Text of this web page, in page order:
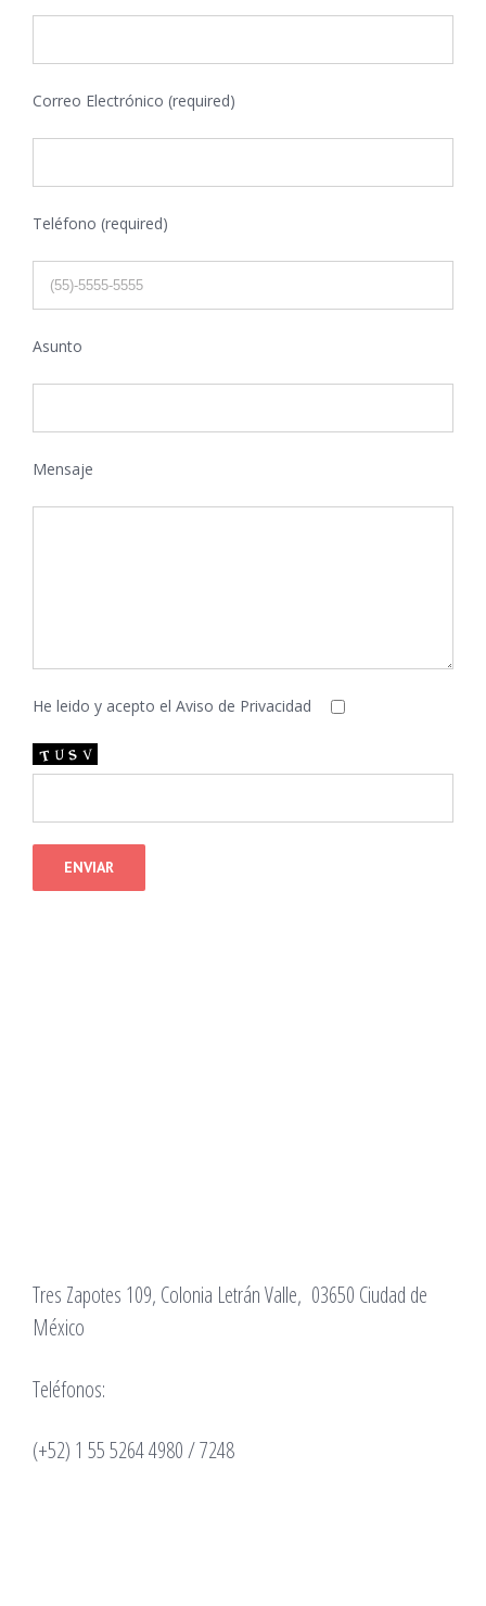
Correo Electrónico (required)
Teléfono (required)
Asunto
Mensaje
He leido y acepto el Aviso de Privacidad
Tres Zapotes 109, Colonia Letrán Valle, 03650 Ciudad de
México
Teléfonos:
(+52) 1 55 5264 4980 / 7248